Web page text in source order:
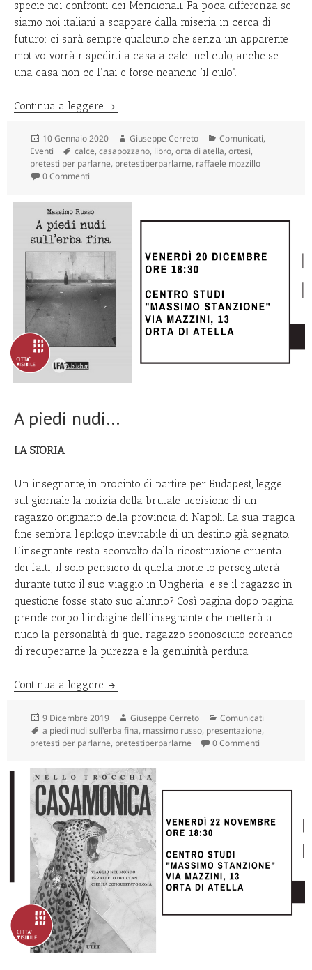
specie nei confronti dei Meridionali. Fa poca differenza se
siamo noi italiani a scappare dalla miseria in cerca di
futuro: ci sarà sempre qualcuno che senza un apparente
motivo vorrà rispedirti a casa a calci nel culo, anche se
una casa non ce l’hai e forse neanche “il culo”.
Continua a leggere Calce – Quando i migranti eravamo noi
Scritto
il
10 Gennaio 2020 Autore
Giuseppe Cerreto Categorie
Comunicati,
Eventi
Tag
calce, casapozzano, libro, orta di atella, ortesi,
pretesti per parlarne, pretestiperparlarne, raffaele mozzillo
0 Commenti
A piedi nudi…
LA STORIA
Un insegnante, in procinto di partire per Budapest, legge
sul giornale la notizia della brutale uccisione di un
ragazzo originario della provincia di Napoli. La sua tragica
fine sembra l’epilogo inevitabile di un destino già segnato.
L’insegnante resta sconvolto dalla ricostruzione cruenta
dei fatti; il solo pensiero di quella morte lo perseguiterà
durante tutto il suo viaggio in Ungheria: e se il ragazzo in
questione fosse stato suo alunno? Così pagina dopo pagina
prende corpo l’indagine dell’insegnante che metterà a
nudo la personalità di quel ragazzo sconosciuto cercando
di recuperarne la purezza e la genuinità perduta.
Continua a leggere A piedi nudi…
Scritto
il
9 Dicembre 2019 Autore
Giuseppe Cerreto Categorie
Comunicati
Tag
a piedi nudi sull'erba fina, massimo russo, presentazione,
pretesti per parlarne, pretestiperparlarne 0 Commenti